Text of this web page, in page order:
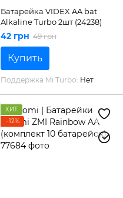
Батарейка VIDEX AA bat
Alkaline Turbo 2шт (24238)
42 грн 49 грн
Купить
Поддержка Mi Turbo Нет
ХИТ
−12%